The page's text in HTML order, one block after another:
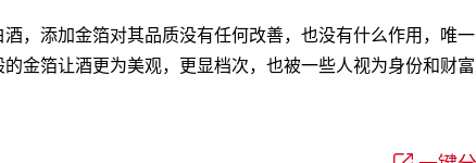
，添加金箔对其品质没有任何改善，也没有什么作用，唯
金箔让酒更为美观，更显档次，也被一些人视为身份和财